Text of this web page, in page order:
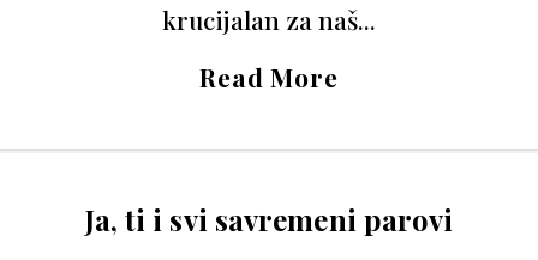
krucijalan za naš...
Read More
Ja, ti i svi savremeni parovi